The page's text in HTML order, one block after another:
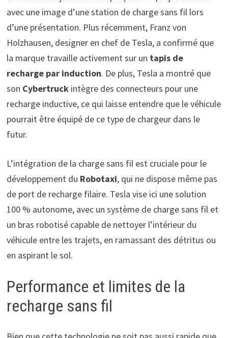
avec une image d’une station de charge sans fil lors
d’une présentation. Plus récemment, Franz von
Holzhausen, designer en chef de Tesla, a confirmé que
la marque travaille activement sur un tapis de
recharge par induction. De plus, Tesla a montré que
son Cybertruckintègre des connecteurs pour une
recharge inductive, ce qui laisse entendre que le véhicule
pourrait être équipé de ce type de chargeur dans le
futur.
L’intégration de la charge sans fil est cruciale pour le
développement du Robotaxi, qui ne dispose même pas
de port de recharge filaire. Tesla vise ici une solution
100 % autonome, avec un système de charge sans fil et
un bras robotisé capable de nettoyer l’intérieur du
véhicule entre les trajets, en ramassant des détritus ou
en aspirant le sol.
Performance et limites de la
recharge sans fil